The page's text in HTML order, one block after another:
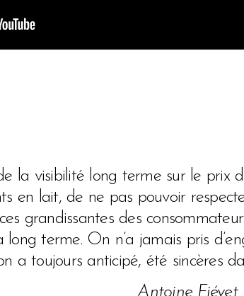
la visibilité long terme sur le prix
en lait, de ne pas pouvoir
grandissantes des
long terme. On n’a jamais pris
a toujours anticipé, été sincères
Antoine Fiévet